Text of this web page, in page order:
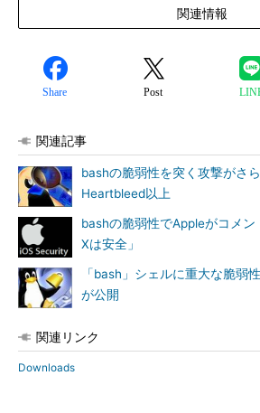
関連情報
Share Post
関連記事
bashの脆弱性を突く攻撃がさ
Heartbleed以上
bashの脆弱性でAppleがコメン
Xは安全」
「bash」シェルに重大な脆弱
が公開
関連リンク
Downloads